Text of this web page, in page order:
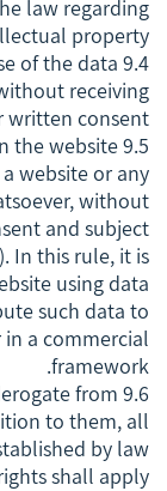
law regarding
property.
of the data
receiving
written consent.
the website
website or any
without
and subject
In this rule, it is
using data
such data to
a commercial
framework.
from
to them, all
by law
shall apply.